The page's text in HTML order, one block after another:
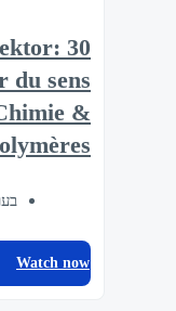
30
du sens
&
בערך
Watch now